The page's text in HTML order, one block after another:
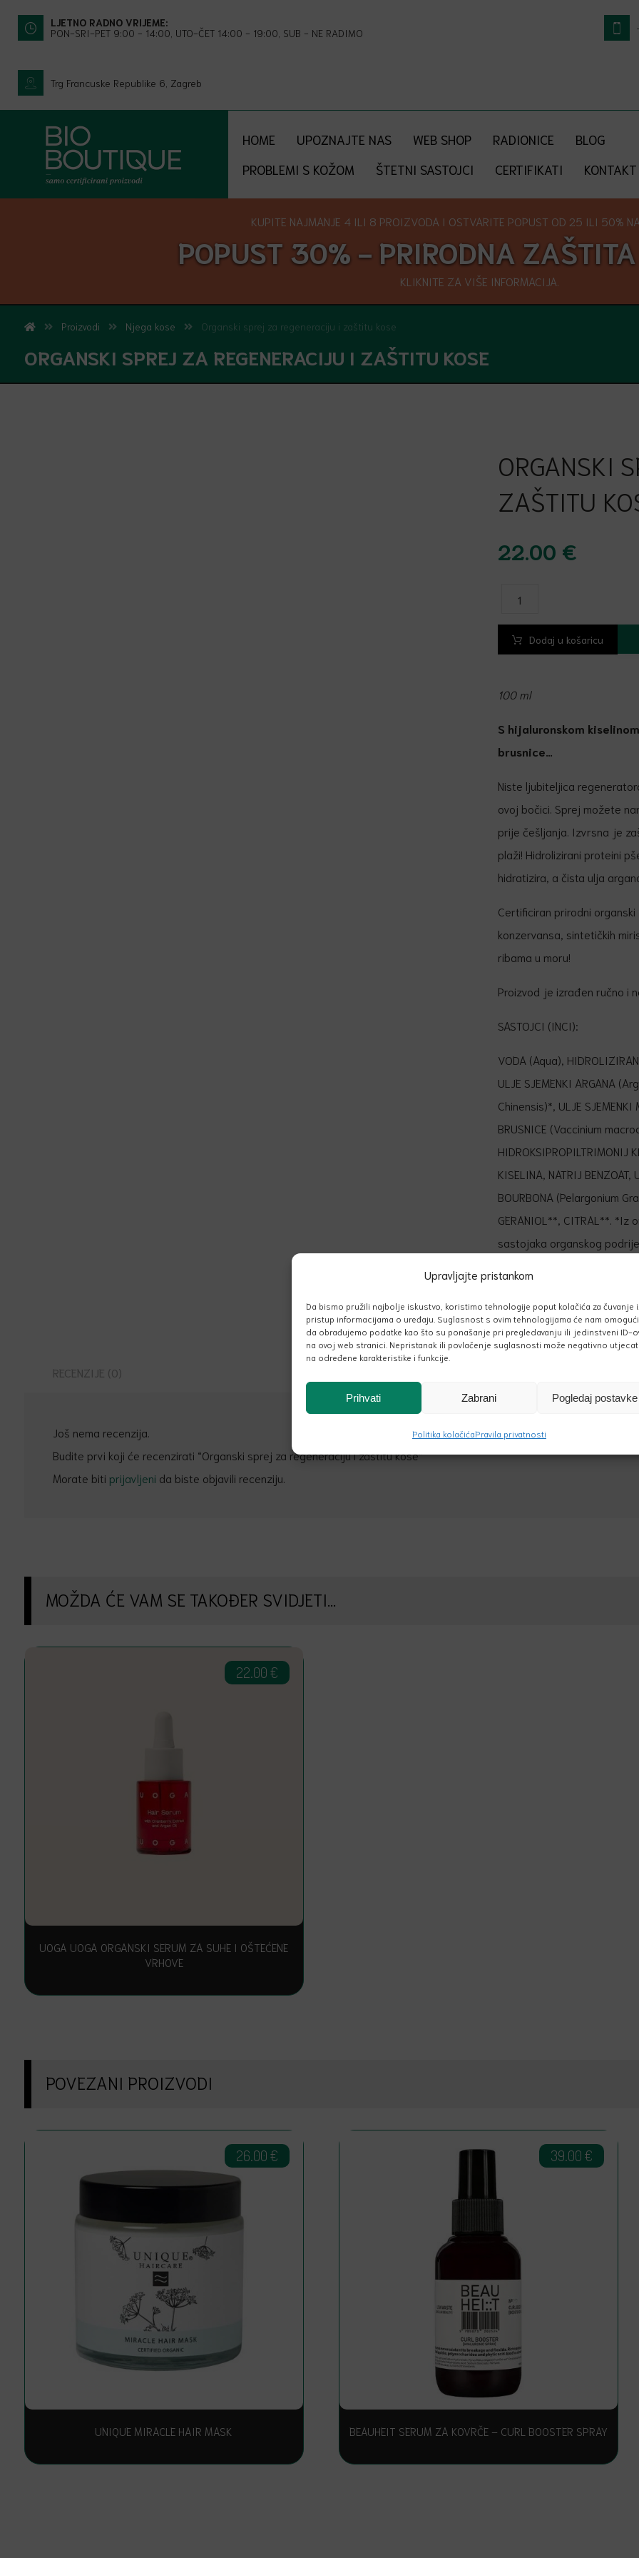
Upravljajte pristankom
Da bismo pružili najbolje iskustvo, koristimo tehnologije poput kolačića za čuvanje
pristup informacijama o uređaju. Suglasnost s ovim tehnologijama će nam
da obrađujemo podatke kao što su ponašanje pri pregledavanju ili jedinstveni ID-
na ovoj web stranici. Nepristanak ili povlačenje suglasnosti može negativno utjecati
na određene karakteristike i funkcije.
Prihvati Zabrani Pogledaj postavke
Politika kolačićaPravila privatnosti
LJETNO RADNO VRIJEME:
PON-SRI-PET 9:00 - 14:00, UTO-ČET 14:00 - 19:00, SUB - NE RADIMO
Trg Francuske Republike 6, Zagreb
HOME UPOZNAJTE NAS WEB SHOP RADIONICE
BLOG
PROBLEMI S KOŽOM
ŠTETNI SASTOJCI CERTIFIKATI KONTAKT
KUPITE NAJMANJE 4 ILI 8 PROIZVODA I OSTVARITE POPUST OD 25 ILI 50% NA
POPUST 30% - PRIRODNA
KLIKNITE ZA VIŠE INFORMACIJA.
Proizvodi Njega kose Organski sprej za regeneraciju i zaštitu kose
ORGANSKI SPREJ ZA REGENERACIJU I ZAŠTITU KOSE
ORGANSKI
ZAŠTITU
22.00 €
100 ml
S hijaluronskom
brusnice…
Niste ljubiteljica
ovoj bočici. Sprej možete
prije češljanja. Izvrsna je
plaži! Hidrolizirani proteini
hidratizira, a čista ulja
Certificiran prirodni
konzervansa, sintetičkih
ribama u moru!
Proizvod je izrađen ručno i
SASTOJCI (INCI):
VODA (Aqua),
ULJE SJEMENKI ARGANA
Chinensis)*, ULJE SJEMENKI
BRUSNICE (Vaccinium
HIDROKSIPROPILTRIMONIJ
KISELINA, NATRIJ
BOURBONA (Pelargonium
GERANIOL**, CITRAL**.
sastojaka organskog
Dodaj u košaricu
Kategorija:
RECENZIJE (0)
Još nema recenzija.
Budite prvi koji će recenzirati “Organski sprej za regeneraciju i zaštitu kose”
Morate biti prijavljeni da biste objavili recenziju.
MOŽDA ĆE VAM SE TAKOĐER SVIDJETI…
UOGA UOGA ORGANSKI SERUM ZA SUHE I OŠTEĆENE
VRHOVE
22.00€
POVEZANI PROIZVODI
UNIQUE MIRACLE HAIR MASK
26.00€
BEAUHEIT SERUM ZA KOVRČE – CURL BOOSTER SPRAY
39.00€